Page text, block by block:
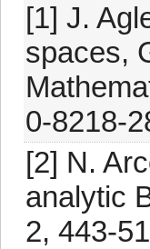
[1] J.
spaces,
0-8218-
[2] N.
analytic
2, 443-